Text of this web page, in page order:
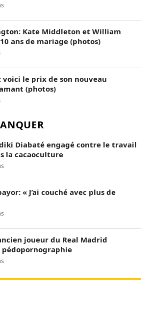
Kate Middleton et William
ans de mariage (photos)
le prix de son nouveau
(photos)
Diabaté engagé contre le travail
la cacaoculture
« J’ai couché avec plus de
joueur du Real Madrid